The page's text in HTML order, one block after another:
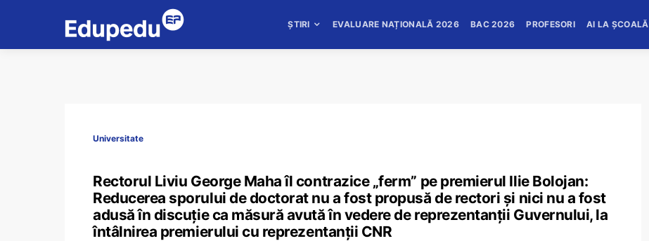
ȘTIRI EVALUARE NAȚIONALĂ 2026 BAC 2026 PROFESORI AI LA ȘCOALĂ
Universitate
Rectorul Liviu George Maha îl contrazice „ferm” pe premierul Ilie Bolojan:
Reducerea sporului de doctorat nu a fost propusă de rectori și nici nu a fost
adusă în discuție ca măsură avută în vedere de reprezentanții Guvernului, la
întâlnirea premierului cu reprezentanții CNR